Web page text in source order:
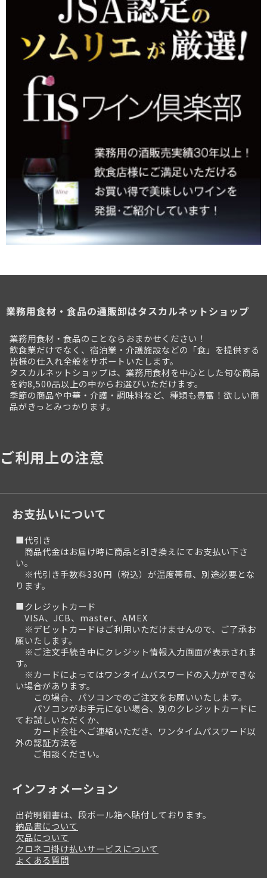
業務用食材・食品の通販卸はタスカルネットショップ
業務用食材・食品のことならおまかせください！
飲食業だけでなく、宿泊業・介護施設などの「食」を提供する
皆様の仕入れ全般をサポートいたします。
タスカルネットショップは、業務用食材を中心とした旬な商品
を約8,500品以上の中からお選びいただけます。
季節の商品や中華・介護・調味料など、種類も豊富！欲しい商
品がきっとみつかります。
ご利用上の注意
お支払いについて
■代引き
商品代金はお届け時に商品と引き換えにてお支払い下さ
い。
※代引き手数料330円（税込）が温度帯毎、別途必要とな
ります。
■クレジットカード
VISA、JCB、master、AMEX
※デビットカードはご利用いただけませんので、ご了承お
願いたします。
※ご注文手続き中にクレジット情報入力画面が表示されま
す。
※カードによってはワンタイムパスワードの入力ができな
い場合があります。
この場合、パソコンでのご注文をお願いいたします。
パソコンがお手元にない場合、別のクレジットカードに
てお試しいただくか、
カード会社へご連絡いただき、ワンタイムパスワード以
外の認証方法を
ご相談ください。
インフォメーション
出荷明細書は、段ボール箱へ貼付しております。
納品書について
欠品について
クロネコ掛け払いサービスについて
よくある質問